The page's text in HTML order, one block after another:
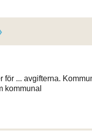
... avgifterna.
kommunal